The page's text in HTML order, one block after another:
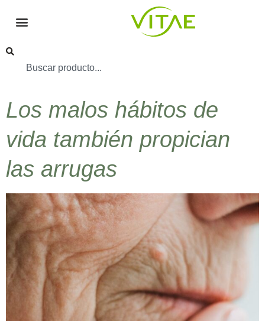
Los malos hábitos de
vida también propician
las arrugas